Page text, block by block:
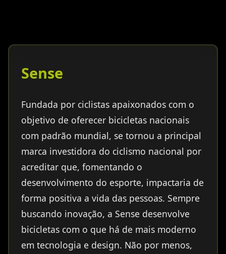
Sense
Fundada por ciclistas apaixonados com o
objetivo de oferecer bicicletas nacionais
com padrão mundial, se tornou a principal
marca investidora do ciclismo nacional por
acreditar que, fomentando o
desenvolvimento do esporte, impactaria de
forma positiva a vida das pessoas. Sempre
buscando inovação, a Sense desenvolve
bicicletas com o que há de mais moderno
em tecnologia e design. Não por menos,